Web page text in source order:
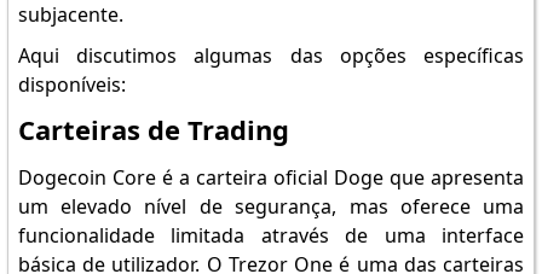
subjacente.
Aqui discutimos algumas das opções específicas
disponíveis:
Carteiras de Trading
Dogecoin Core é a carteira oficial Doge que apresenta
um elevado nível de segurança, mas oferece uma
funcionalidade limitada através de uma interface
básica de utilizador. O Trezor One é uma das carteiras